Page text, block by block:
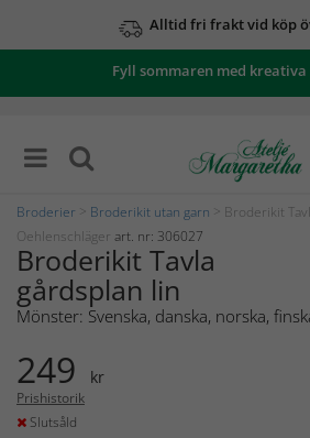
Alltid fri frakt vid köp
Fyll sommaren med
Broderier Broderikit utan garn > Broderikit
Oehlenschläger art. nr: 306027
Broderikit Tavla
gårdsplan lin
Mönster: Svenska, danska, norska,
249 kr
Prishistorik
Slutsåld